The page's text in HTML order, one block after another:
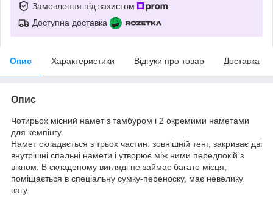
Замовлення під захистом
Доступна доставка
Опис Характеристики Відгуки про товар Доставка
Опис
Чотирьох місний намет з тамбуром і 2 окремими наметами
для кемпінгу.
Намет складається з трьох частин: зовнішній тент, закриває дві
внутрішні спальні намети і утворює між ними передпокій з
вікном. В складеному вигляді не займає багато місця,
поміщається в спеціальну сумку-переноску, має невелику
вагу.